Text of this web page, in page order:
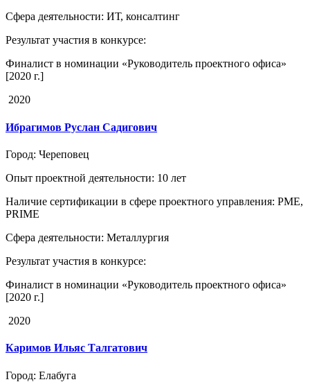
Сфера деятельности: ИТ, консалтинг
Результат участия в конкурсе:
Финалист в номинации «Руководитель проектного офиса»
[2020 г.]
2020
Ибрагимов Руслан Садигович
Город: Череповец
Опыт проектной деятельности: 10 лет
Наличие сертификации в сфере проектного управления: PME,
PRIME
Сфера деятельности: Металлургия
Результат участия в конкурсе:
Финалист в номинации «Руководитель проектного офиса»
[2020 г.]
2020
Каримов Ильяс Талгатович
Город: Елабуга